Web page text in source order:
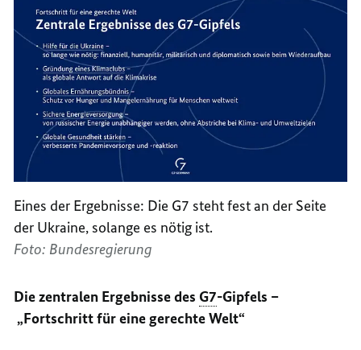
Eines der Ergebnisse: Die G7 steht fest an der Seite
der Ukraine, solange es nötig ist.
Foto: Bundesregierung
Die zentralen Ergebnisse des G7-Gipfels –
„Fortschritt für eine gerechte Welt“